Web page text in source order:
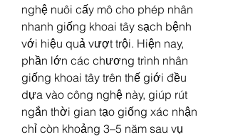
nghệ nuôi cấy mô cho phép nhân
nhanh giống khoai tây sạch bệnh
với hiệu quả vượt trội. Hiện nay,
phần lớn các chương trình nhân
giống khoai tây trên thế giới đều
dựa vào công nghệ này, giúp rút
ngắn thời gian tạo giống xác nhận
chỉ còn khoảng 3–5 năm sau vụ